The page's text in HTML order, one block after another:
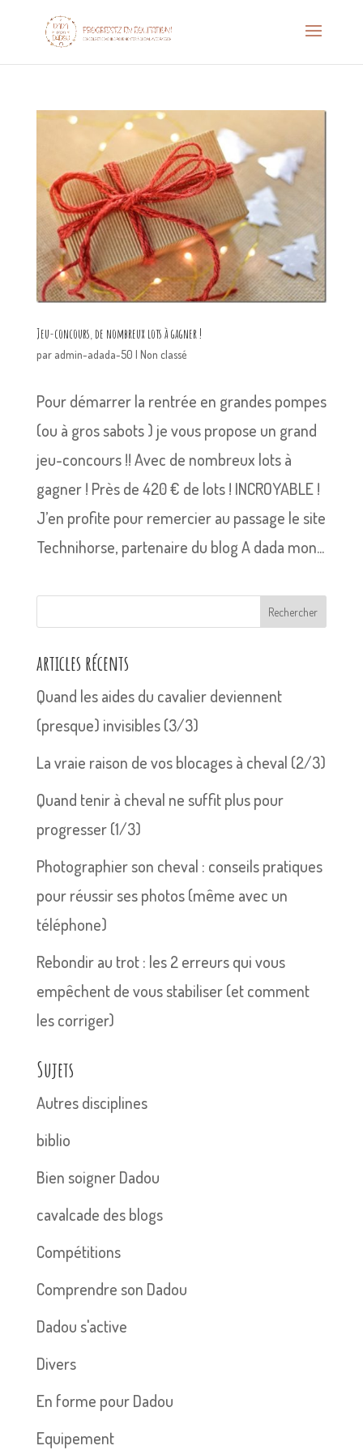
Jeu-concours, de nombreux lots à gagner !
par admin-adada-50 | Non classé
Pour démarrer la rentrée en grandes pompes
(ou à gros sabots ) je vous propose un grand
jeu-concours !! Avec de nombreux lots à
gagner ! Près de 420 € de lots ! INCROYABLE !
J’en profite pour remercier au passage le site
Technihorse, partenaire du blog A dada mon...
Rechercher
articles récents
Quand les aides du cavalier deviennent
(presque) invisibles (3/3)
La vraie raison de vos blocages à cheval (2/3)
Quand tenir à cheval ne suffit plus pour
progresser (1/3)
Photographier son cheval : conseils pratiques
pour réussir ses photos (même avec un
téléphone)
Rebondir au trot : les 2 erreurs qui vous
empêchent de vous stabiliser (et comment
les corriger)
Sujets
Autres disciplines
biblio
Bien soigner Dadou
cavalcade des blogs
Compétitions
Comprendre son Dadou
Dadou s'active
Divers
En forme pour Dadou
Equipement